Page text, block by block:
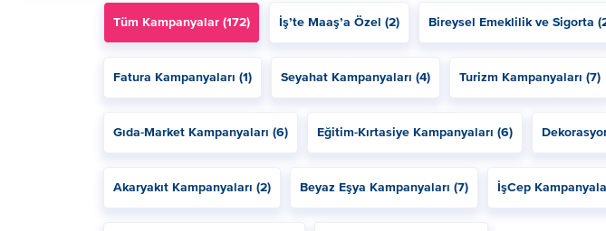
Tüm Kampanyalar (172) İş’te Maaş’a Özel (2) Bireysel Emeklilik ve Sigorta
Fatura Kampanyaları (1) Seyahat Kampanyaları (4) Turizm Kampanyaları (7)
Gıda-Market Kampanyaları (6) Eğitim-Kırtasiye Kampanyaları (6)
Akaryakıt Kampanyaları (2) Beyaz Eşya Kampanyaları (7) İşCep